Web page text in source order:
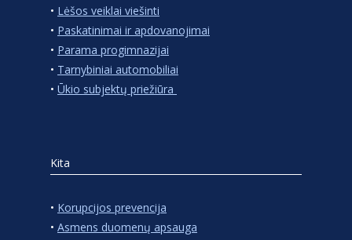
• Lėšos veiklai viešinti
• Paskatinimai ir apdovanojimai
• Parama progimnazijai
• Tarnybiniai automobiliai
• Ūkio subjektų priežiūra
Kita
• Korupcijos prevencija
• Asmens duomenų apsauga